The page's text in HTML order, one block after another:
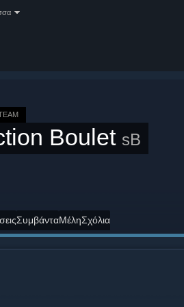
Boulet sB
ΣυμβάνταΜέληΣχόλια